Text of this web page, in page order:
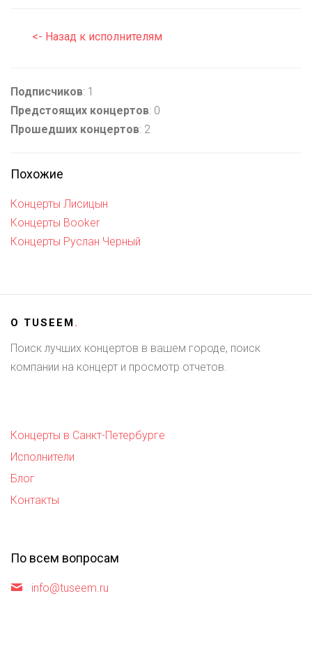
<- Назад к исполнителям
Подписчиков: 1
Предстоящих концертов: 0
Прошедших концертов: 2
Похожие
Концерты Лисицын
Концерты Booker
Концерты Руслан Черный
О TUSEEM.
Поиск лучших концертов в вашем городе, поиск
компании на концерт и просмотр отчетов.
Концерты в Санкт-Петербурге
Исполнители
Блог
Контакты
По всем вопросам
info@tuseem.ru